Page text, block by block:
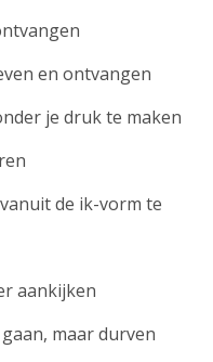
en ontvangen
je druk te maken
de ik-vorm te
aankijken
maar durven